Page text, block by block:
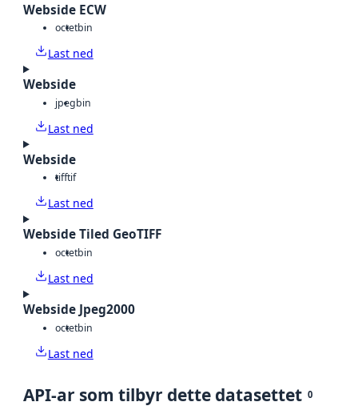
Webside ECW
octetbin
Last ned
Webside
jpegbin
Last ned
Webside
tifftif
Last ned
Webside Tiled GeoTIFF
octetbin
Last ned
Webside Jpeg2000
octetbin
Last ned
API-ar som tilbyr dette datasettet 0